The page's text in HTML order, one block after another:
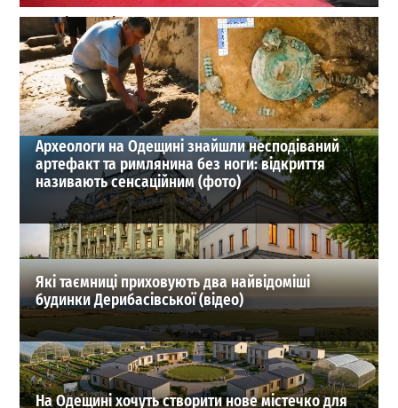
В Одесі перевірили морську воду: де можна
безпечно купатися
0
28-07-2026 в 16:57
ВИБІР РЕДАКЦІЇ
Археологи на Одещині знайшли несподіваний
артефакт та римлянина без ноги: відкриття
називають сенсаційним (фото)
Які таємниці приховують два найвідоміші
будинки Дерибасівської (відео)
На Одещині хочуть створити нове містечко для